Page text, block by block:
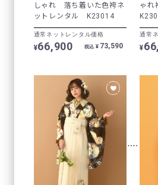
しゃれ 落ち着いた色袴ネ
ットレンタル K23014
通常ネットレンタル価格
¥66,900 税込 ¥ 73,590
ゃれ
通常
¥